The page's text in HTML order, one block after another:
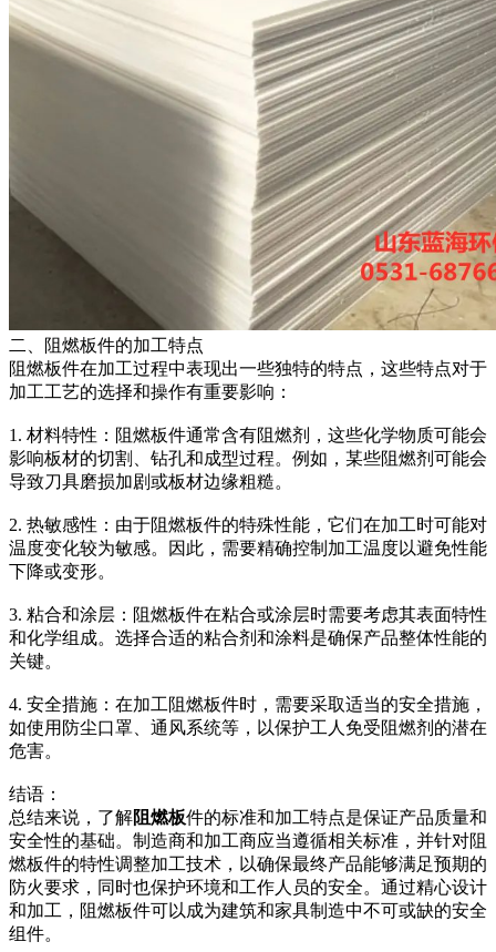
二、阻燃板件的加工特点
阻燃板件在加工过程中表现出一些独特的特点，这些特点对于
加工工艺的选择和操作有重要影响：
1. 材料特性：阻燃板件通常含有阻燃剂，这些化学物质可能会
影响板材的切割、钻孔和成型过程。例如，某些阻燃剂可能会
导致刀具磨损加剧或板材边缘粗糙。
2. 热敏感性：由于阻燃板件的特殊性能，它们在加工时可能对
温度变化较为敏感。因此，需要精确控制加工温度以避免性能
下降或变形。
3. 粘合和涂层：阻燃板件在粘合或涂层时需要考虑其表面特性
和化学组成。选择合适的粘合剂和涂料是确保产品整体性能的
关键。
4. 安全措施：在加工阻燃板件时，需要采取适当的安全措施，
如使用防尘口罩、通风系统等，以保护工人免受阻燃剂的潜在
危害。
结语：
总结来说，了解阻燃板件的标准和加工特点是保证产品质量和
安全性的基础。制造商和加工商应当遵循相关标准，并针对阻
燃板件的特性调整加工技术，以确保最终产品能够满足预期的
防火要求，同时也保护环境和工作人员的安全。通过精心设计
和加工，阻燃板件可以成为建筑和家具制造中不可或缺的安全
组件。